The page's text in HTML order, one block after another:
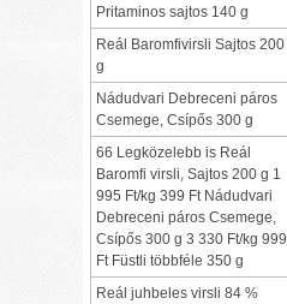
Pritaminos sajtos 140 g
Reál Baromfivirsli Sajtos 200
g
Nádudvari Debreceni páros
Csemege, Csípős 300 g
66 Legközelebb is Reál
Baromfi virsli, Sajtos 200 g 1
995 Ft/kg 399 Ft Nádudvari
Debreceni páros Csemege,
Csípős 300 g 3 330 Ft/kg 999
Ft Füstli többféle 350 g
Reál juhbeles virsli 84 %